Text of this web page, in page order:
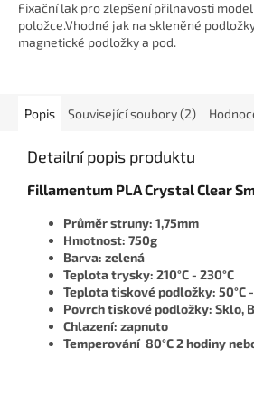
hvězdiček.
Fixační lak pro zlepšení přilnavosti
položce.Vhodné jak na skleněné
magnetické podložky a pod.
Popis Související soubory (2)
Detailní popis produktu
Fillamentum PLA Crystal Clear
Průměr struny: 1,75mm
Hmotnost: 750g
Barva: zelená
Teplota trysky: 210°C - 230°C
Teplota tiskové podložky: 50°C -
Povrch tiskové podložky: Sklo,
Chlazení: zapnuto
Temperování 80°C 2 hodiny